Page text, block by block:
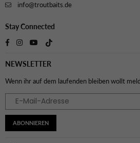
info@troutbaits.de
Stay Connected
FacebookInstagram
YouTube
NEWSLETTER
Wenn ihr auf dem laufenden bleiben wollt
ABONNIEREN